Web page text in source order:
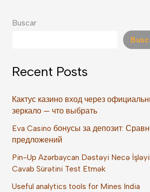
Buscar
Recent Posts
Кактус казино вход через
зеркало — что выбрать
Eva Casino бонусы за депозит:
предложений
Pin-Up Azərbaycan Dəstəyi Necə
Cavab Sürətini Test Etmək
Useful analytics tools for Mines India